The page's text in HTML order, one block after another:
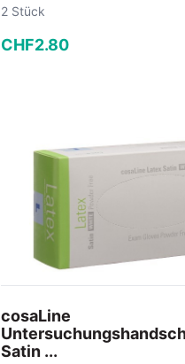
2 Stück
CHF2.80
cosaLine
Satin ...